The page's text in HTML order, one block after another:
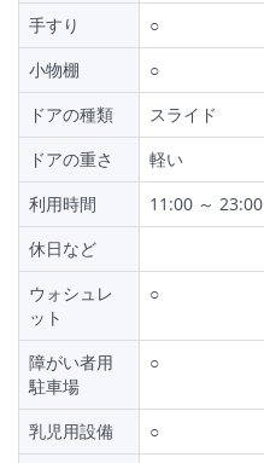
手すり
○
小物棚
○
ドアの種類
スライド
ドアの重さ
軽い
利用時間
11:00 ～ 23:00
休日など
ウォシュレ
ット
○
障がい者用
駐車場
○
乳児用設備
○